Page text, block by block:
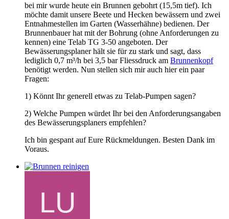
bei mir wurde heute ein Brunnen gebohrt (15,5m tief). Ich
möchte damit unsere Beete und Hecken bewässern und zwei
Entnahmestellen im Garten (Wasserhähne) bedienen. Der
Brunnenbauer hat mit der Bohrung (ohne Anforderungen zu
kennen) eine Telab TG 3-50 angeboten. Der
Bewässerungsplaner hält sie für zu stark und sagt, dass
lediglich 0,7 m³/h bei 3,5 bar Fliessdruck am Brunnenkopf
benötigt werden. Nun stellen sich mir auch hier ein paar
Fragen:
1) Könnt Ihr generell etwas zu Telab-Pumpen sagen?
2) Welche Pumpen würdet Ihr bei den Anforderungsangaben
des Bewässerungsplaners empfehlen?
Ich bin gespant auf Eure Rückmeldungen. Besten Dank im
Voraus.